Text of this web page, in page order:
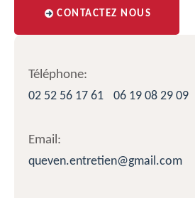
CONTACTEZ NOUS
Téléphone:
02 52 56 17 61
06 19 08 29 09
Email:
queven.entretien@gmail.com